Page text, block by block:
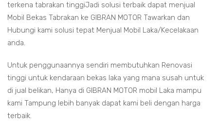
terkena tabrakan tinggiJadi solusi terbaik dapat menjual
Mobil Bekas Tabrakan ke GIBRAN MOTOR Tawarkan dan
Hubungi kami solusi tepat Menjual Mobil Laka/Kecelakaan
anda.
Untuk penggunaannya sendiri membutuhkan Renovasi
tinggi untuk kendaraan bekas laka yang mana susah untuk
di jual belikan, Hanya di GIBRAN MOTOR mobil Laka mampu
kami Tampung lebih banyak dapat kami beli dengan harga
terbaik.